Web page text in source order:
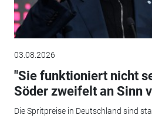
03.08.2026
"Sie funktioniert nicht
Söder zweifelt an Sinn
Die Spritpreise in Deutschland sind